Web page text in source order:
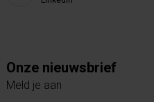
Onze nieuwsbrief
Meld je aan